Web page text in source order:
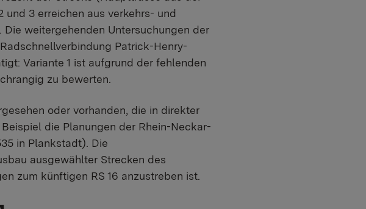
3 erreichen aus verkehrs- und
weitergehenden Untersuchungen der
Patrick-Henry-
Variante 1 ist aufgrund der fehlenden
zu bewerten.
oder vorhanden, die in direkter
die Planungen der Rhein-Neckar-
in Plankstadt). Die
ausgewählter Strecken des
zum künftigen RS 16 anzustreben ist.